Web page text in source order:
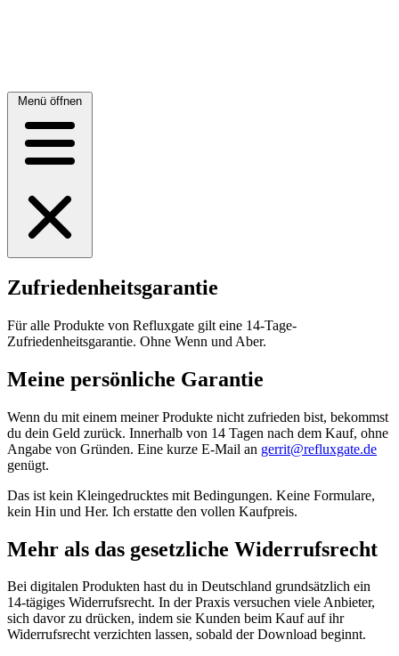
Menü öffnen
Zufriedenheitsgarantie
Für alle Produkte von Refluxgate gilt eine 14-Tage-
Zufriedenheitsgarantie. Ohne Wenn und Aber.
Meine persönliche Garantie
Wenn du mit einem meiner Produkte nicht zufrieden bist, bekommst
du dein Geld zurück. Innerhalb von 14 Tagen nach dem Kauf, ohne
Angabe von Gründen. Eine kurze E-Mail an gerrit@refluxgate.de
genügt.
Das ist kein Kleingedrucktes mit Bedingungen. Keine Formulare,
kein Hin und Her. Ich erstatte den vollen Kaufpreis.
Mehr als das gesetzliche Widerrufsrecht
Bei digitalen Produkten hast du in Deutschland grundsätzlich ein
14-tägiges Widerrufsrecht. In der Praxis versuchen viele Anbieter,
sich davor zu drücken, indem sie Kunden beim Kauf auf ihr
Widerrufsrecht verzichten lassen, sobald der Download beginnt.